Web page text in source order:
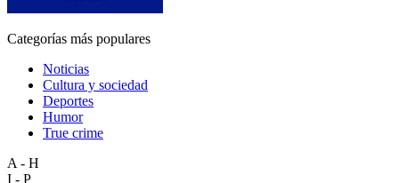
Categorías más populares
Noticias
Cultura y sociedad
Deportes
Humor
True crime
A - H
I - P